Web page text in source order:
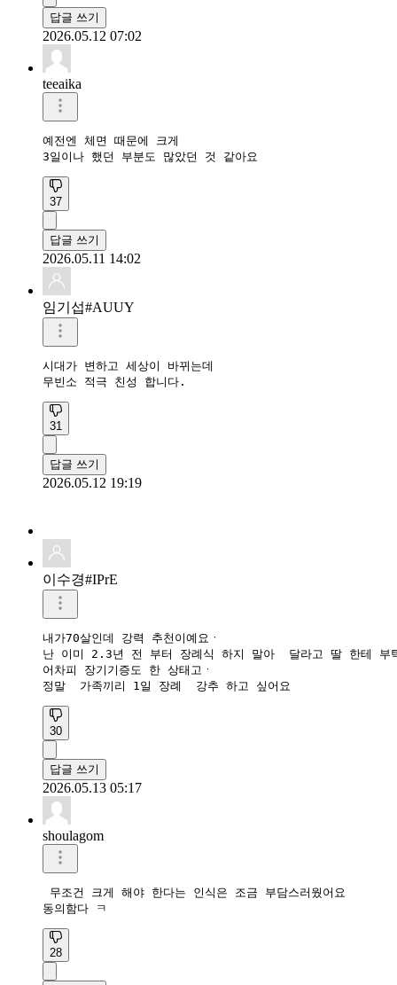
답글 쓰기
2026.05.12 07:02
teeaika
예전엔 체면 때문에 크게
3일이나 했던 부분도 많았던 것 같아요
37
답글 쓰기
2026.05.11 14:02
임기섭#AUUY
시대가 변하고 세상이 바뀌는데
무빈소 적극 친성 합니다.
31
답글 쓰기
2026.05.12 19:19
이수경#IPrE
내가70살인데 강력 추천이예요ㆍ
난 이미 2.3년 전 부터 장례식 하지 말아  달라고 딸 한테 부
어차피 장기기증도 한 상태고ㆍ
정말  가족끼리 1일 장례  강추 하고 싶어요
30
답글 쓰기
2026.05.13 05:17
shoulagom
무조건 크게 해야 한다는 인식은 조금 부담스러웠어요
동의함다 ㅋ
28